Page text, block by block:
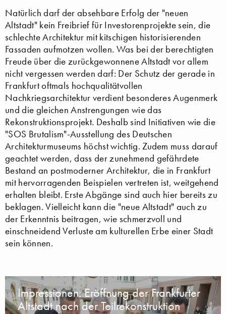
Natürlich darf der absehbare Erfolg der "neuen
Altstadt" kein Freibrief für Investorenprojekte sein, die
schlechte Architektur mit kitschigen historisierenden
Fassaden aufmotzen wollen. Was bei der berechtigten
Freude über die zurückgewonnene Altstadt vor allem
nicht vergessen werden darf: Der Schutz der gerade in
Frankfurt oftmals hochqualitätvollen
Nachkriegsarchitektur verdient besonderes Augenmerk
und die gleichen Anstrengungen wie das
Rekonstruktionsprojekt. Deshalb sind Initiativen wie die
"SOS Brutalism"-Ausstellung des Deutschen
Architekturmuseums höchst wichtig. Zudem muss darauf
geachtet werden, dass der zunehmend gefährdete
Bestand an postmoderner Architektur, die in Frankfurt
mit hervorragenden Beispielen vertreten ist, weitgehend
erhalten bleibt. Erste Abgänge sind auch hier bereits zu
beklagen. Vielleicht kann die "neue Altstadt" auch zu
der Erkenntnis beitragen, wie schmerzvoll und
einschneidend Verluste am kulturellen Erbe einer Stadt
sein können.
Impressionen: Eröffnung der Frankfurter
Altstadt nach der Teilrekonstruktion